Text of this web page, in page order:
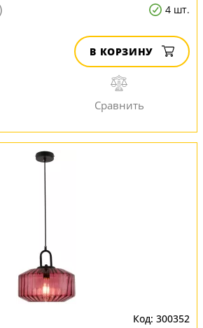
4 шт.
В КОРЗИНУ
300352